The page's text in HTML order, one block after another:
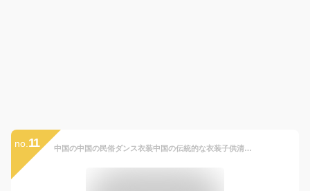
no. 11 中国の中国の民俗ダンス衣装中国の伝統的な衣装子供清王朝の衣装王女衣装中国の古代 女の子 (Color : Purple, Size : 11 12Y(140 150cm))